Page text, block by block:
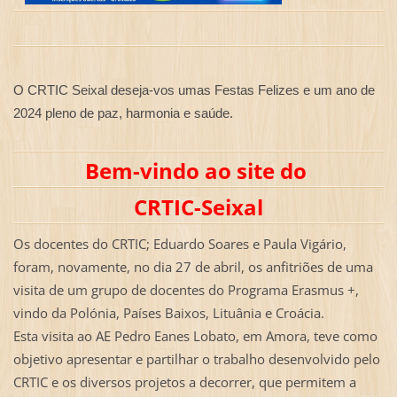
O CRTIC Seixal deseja-vos umas Festas Felizes e um ano de
2024 pleno de paz, harmonia e saúde.
Bem-vindo ao site do
CRTIC-Seixal
Os docentes do CRTIC; Eduardo Soares e Paula Vigário,
foram, novamente, no dia 27 de abril, os anfitriões de uma
visita de um grupo de docentes do Programa Erasmus +,
vindo da Polónia, Países Baixos, Lituânia e Croácia.
Esta visita ao AE Pedro Eanes Lobato, em Amora, teve como
objetivo apresentar e partilhar o trabalho desenvolvido pelo
CRTIC e os diversos projetos a decorrer, que permitem a